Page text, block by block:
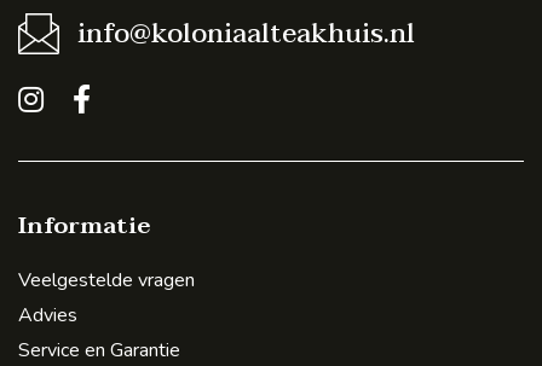
info@koloniaalteakhuis.nl
Informatie
Veelgestelde vragen
Advies
Service en Garantie